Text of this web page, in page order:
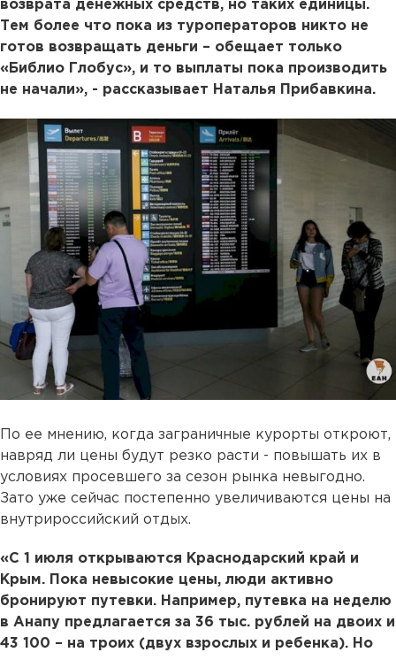
возврата денежных средств, но таких единицы.
Тем более что пока из туроператоров никто не
готов возвращать деньги – обещает только
«Библио Глобус», и то выплаты пока производить
не начали», - рассказывает Наталья Прибавкина.
По ее мнению, когда заграничные курорты откроют,
навряд ли цены будут резко расти - повышать их в
условиях просевшего за сезон рынка невыгодно.
Зато уже сейчас постепенно увеличиваются цены на
внутрироссийский отдых.
«С 1 июля открываются Краснодарский край и
Крым. Пока невысокие цены, люди активно
бронируют путевки. Например, путевка на неделю
в Анапу предлагается за 36 тыс. рублей на двоих и
43 100 – на троих (двух взрослых и ребенка). Но